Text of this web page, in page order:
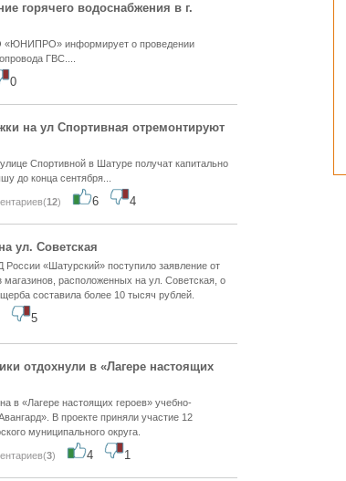
горячего водоснабжения в г.
информирует о проведении
ГВС....
0
на ул Спортивная отремонтируют
Спортивной в Шатуре получат капитально
до конца сентября...
12) 6 4
ул. Советская
«Шатурский» поступило заявление от
магазинов, расположенных на ул. Советская, о
составила более 10 тысяч рублей.
5
отдохнули в «Лагере настоящих
в «Лагере настоящих героев» учебно-
В проекте приняли участие 12
муниципального округа.
3) 4 1